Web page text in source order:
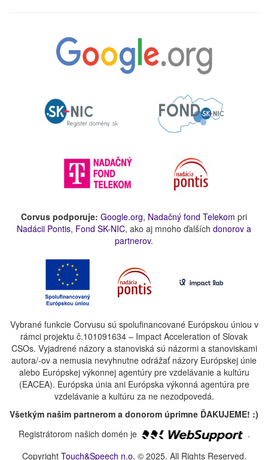
Corvus podporuje: Google.org, Nadačný fond Telekom pri
Nadácii Pontis, Fond SK-NIC, ako aj mnoho ďalších donorov a
partnerov.
Vybrané funkcie Corvusu sú spolufinancované Európskou úniou v
rámci projektu č.101091634 – Impact Acceleration of Slovak
CSOs. Vyjadrené názory a stanoviská sú názormi a stanoviskami
autora/-ov a nemusia nevyhnutne odrážať názory Európskej únie
alebo Európskej výkonnej agentúry pre vzdelávanie a kultúru
(EACEA). Európska únia ani Európska výkonná agentúra pre
vzdelávanie a kultúru za ne nezodpovedá.
Všetkým našim partnerom a donorom úprimne ĎAKUJEME! :)
Registrátorom našich domén je
.
Copyright Touch&Speech n.o. © 2025. All Rights Reserved.